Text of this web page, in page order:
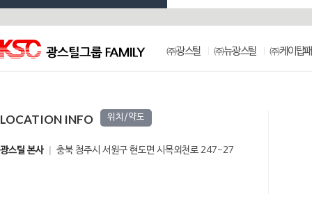
㈜광스틸 ㈜뉴광스틸 ㈜케이탑
LOCATION INFO 위치/약도
광스틸 본사 충북 청주시 서원구 현도면 시목외천로 247-27